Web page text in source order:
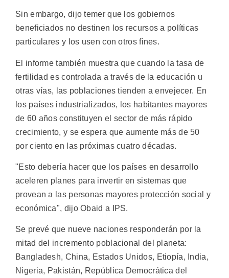
Sin embargo, dijo temer que los gobiernos
beneficiados no destinen los recursos a políticas
particulares y los usen con otros fines.
El informe también muestra que cuando la tasa de
fertilidad es controlada a través de la educación u
otras vías, las poblaciones tienden a envejecer. En
los países industrializados, los habitantes mayores
de 60 años constituyen el sector de más rápido
crecimiento, y se espera que aumente más de 50
por ciento en las próximas cuatro décadas.
"Esto debería hacer que los países en desarrollo
aceleren planes para invertir en sistemas que
provean a las personas mayores protección social y
económica", dijo Obaid a IPS.
Se prevé que nueve naciones responderán por la
mitad del incremento poblacional del planeta:
Bangladesh, China, Estados Unidos, Etiopía, India,
Nigeria, Pakistán, República Democrática del